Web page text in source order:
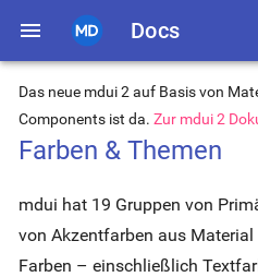
menu Docs
Das neue mdui 2 auf Basis von
Components ist da. Zur mdui 2
Farben & Themen
mdui hat 19 Gruppen von
von Akzentfarben aus
Farben – einschließlich